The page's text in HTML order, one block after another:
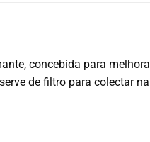
concebida para
de filtro para colectar